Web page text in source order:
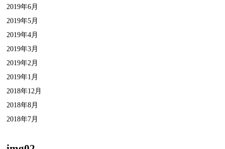
2019年6月
2019年5月
2019年4月
2019年3月
2019年2月
2019年1月
2018年12月
2018年8月
2018年7月